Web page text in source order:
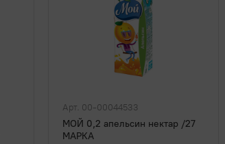
Арт. 00-00044533
МОЙ 0,2 апельсин нектар /27
МАРКА